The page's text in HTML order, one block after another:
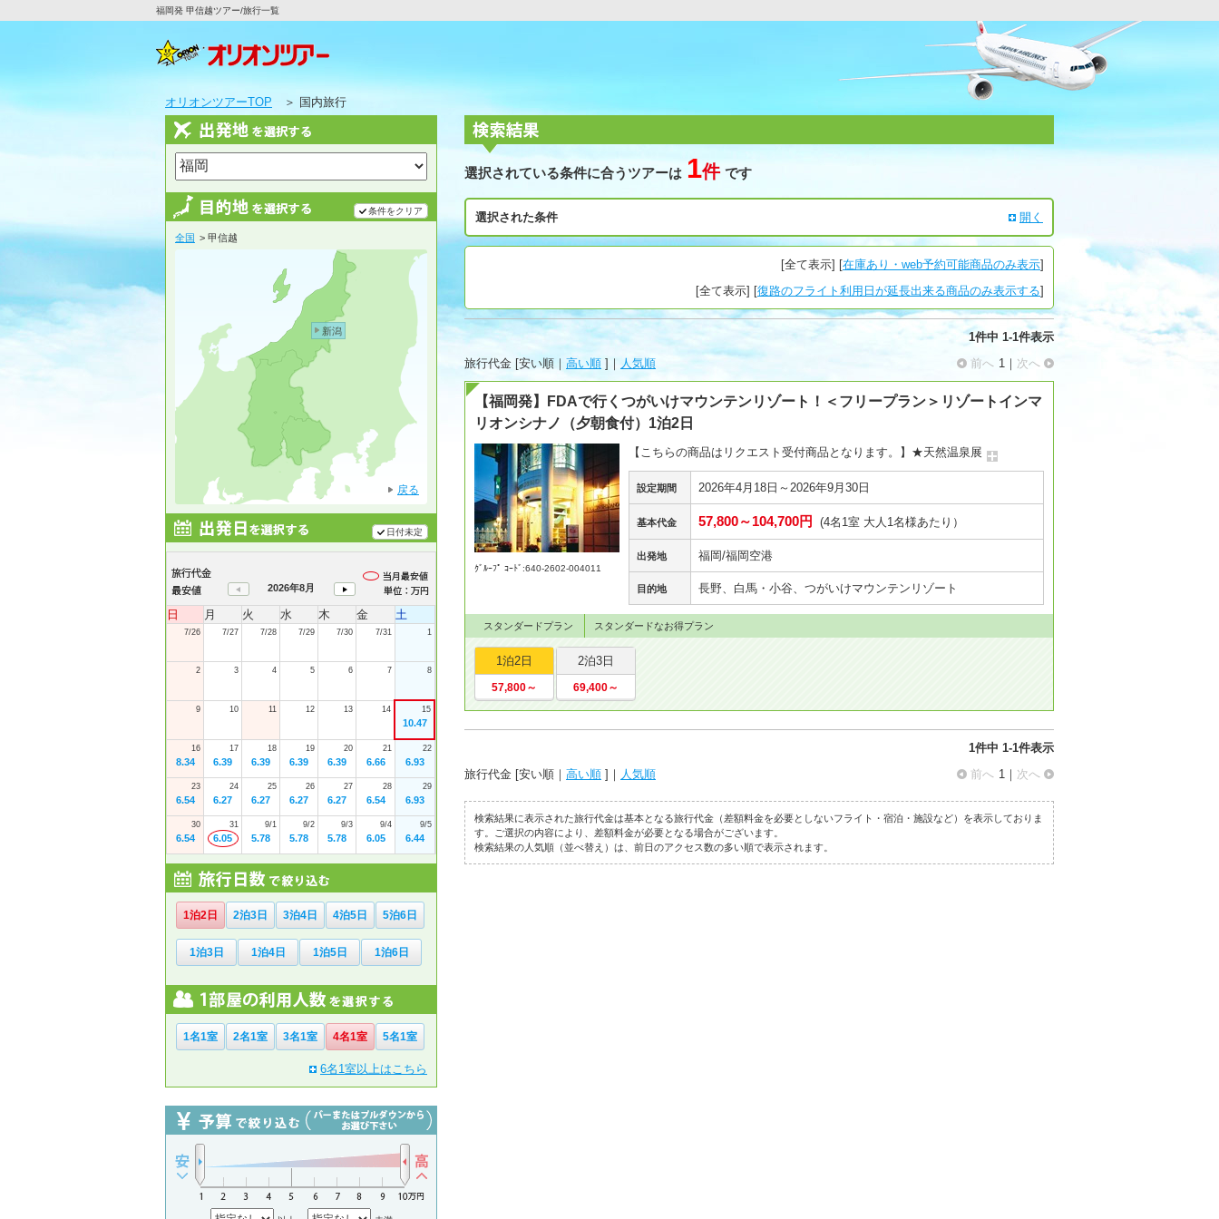
福岡発 甲信越ツアー/旅行一覧
オリオンツアーTOP ＞ 国内旅行
条件をクリア
全国 > 甲信越
戻る
新潟
日付未定
2026年8月
日 月 火 水 木 金 土
7/26 7/27 7/28 7/29 7/30 7/31 1
2 3 4 5 6 7 8
9 10 11 12 13 14 15
10.47
16
8.34
17
6.39
18
6.39
19
6.39
20
6.39
21
6.66
22
6.93
23
6.54
24
6.27
25
6.27
26
6.27
27
6.27
28
6.54
29
6.93
30
6.54
31
6.05
9/1
5.78
9/2
5.78
9/3
5.78
9/4
6.05
9/5
6.44
1泊2日 2泊3日 3泊4日 4泊5日 5泊6日
1泊3日 1泊4日 1泊5日 1泊6日
1名1室 2名1室 3名1室 4名1室 5名1室
6名1室以上はこちら
選択されている条件に合うツアーは 1件 です
選択された条件 開く
[全て表示] [在庫あり・web予約可能商品のみ表示]
[全て表示] [復路のフライト利用日が延長出来る商品のみ表示する]
1件中 1-1件表示
旅行代金 [安い順 ｜ 高い順 ]｜ 人気順 前へ 1｜ 次へ
【福岡発】FDAで行くつがいけマウンテンリゾート！＜フリープラン＞リゾートインマ
リオンシナノ（夕朝食付）1泊2日
ｸﾞﾙｰﾌﾟ ｺｰﾄﾞ:640-2602-004011
【こちらの商品はリクエスト受付商品となります。】★天然温泉展
設定期間 2026年4月18日～2026年9月30日
基本代金 57,800～104,700円 (4名1室 大人1名様あたり）
出発地 福岡/福岡空港
目的地 長野、白馬・小谷、つがいけマウンテンリゾート
スタンダードプラン スタンダードなお得プラン
1泊2日
57,800～
2泊3日
69,400～
1件中 1-1件表示
旅行代金 [安い順 ｜ 高い順 ]｜ 人気順 前へ 1｜ 次へ
検索結果に表示された旅行代金は基本となる旅行代金（差額料金を必要としないフライト・宿泊・施設など）を表示しておりま
す。ご選択の内容により、差額料金が必要となる場合がございます。
検索結果の人気順（並べ替え）は、前日のアクセス数の多い順で表示されます。